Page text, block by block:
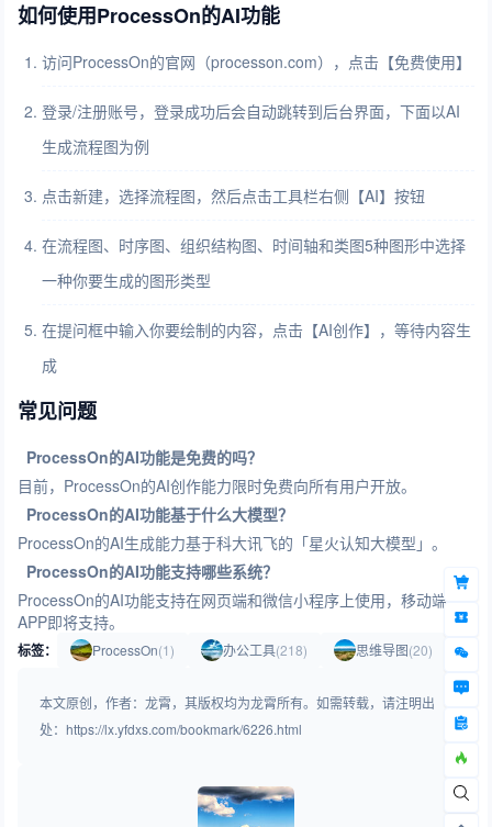
如何使用ProcessOn的AI功能
访问ProcessOn的官网（processon.com），点击【免费使用】
登录/注册账号，登录成功后会自动跳转到后台界面，下面以AI
生成流程图为例
点击新建，选择流程图，然后点击工具栏右侧【AI】按钮
在流程图、时序图、组织结构图、时间轴和类图5种图形中选择
一种你要生成的图形类型
在提问框中输入你要绘制的内容，点击【AI创作】，等待内容生
成
常见问题
ProcessOn的AI功能是免费的吗？
目前，ProcessOn的AI创作能力限时免费向所有用户开放。
ProcessOn的AI功能基于什么大模型？
ProcessOn的AI生成能力基于科大讯飞的「星火认知大模型」。
ProcessOn的AI功能支持哪些系统？
ProcessOn的AI功能支持在网页端和微信小程序上使用，移动端
APP即将支持。
标签： ProcessOn(1) 办公工具(218) 思维导图(20)
本文原创，作者：龙霄，其版权均为龙霄所有。如需转载，请注明出
处：https://lx.yfdxs.com/bookmark/6226.html